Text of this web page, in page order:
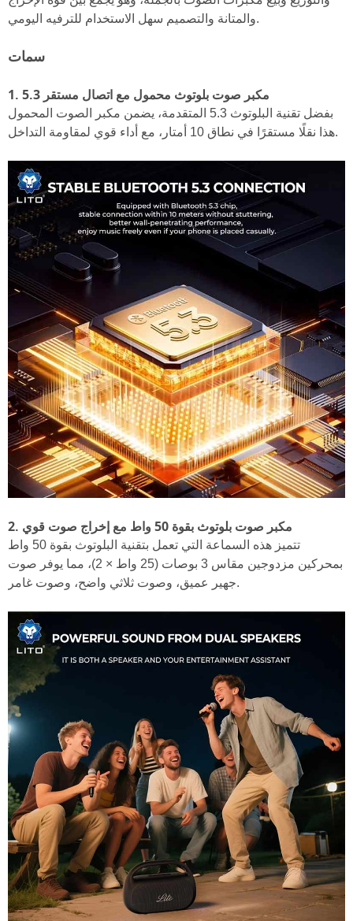
والمتانة والتصميم سهل الاستخدام للترفيه اليومي.
سمات
1. مكبر صوت بلوتوث محمول مع اتصال مستقر 5.3
بفضل تقنية البلوتوث 5.3 المتقدمة، يضمن مكبر الصوت المحمول
هذا نقلًا مستقرًا في نطاق 10 أمتار، مع أداء قوي لمقاومة التداخل.
2. مكبر صوت بلوتوث بقوة 50 واط مع إخراج صوت قوي
تتميز هذه السماعة التي تعمل بتقنية البلوتوث بقوة 50 واط
بمحركين مزدوجين مقاس 3 بوصات (25 واط × 2)، مما يوفر صوت
جهير عميق، وصوت ثلاثي واضح، وصوت غامر.